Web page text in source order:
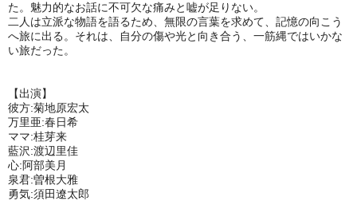
た。魅力的なお話に不可欠な痛みと嘘が足りない。
二人は立派な物語を語るため、無限の言葉を求めて、記憶の向こう
へ旅に出る。それは、自分の傷や光と向き合う、一筋縄ではいかな
い旅だった。
【出演】
彼方:菊地原宏太
万里亜:春日希
ママ:桂芽来
藍沢:渡辺里佳
心:阿部美月
泉君:曽根大雅
勇気:須田遼太郎